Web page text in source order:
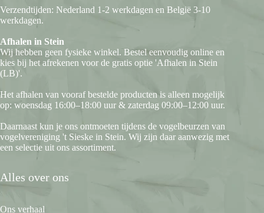
Verzendtijden: Nederland 1-2 werkdagen en België 3-10
werkdagen.
Afhalen in Stein
Wij hebben geen fysieke winkel. Bestel eenvoudig online en
kies bij het afrekenen voor de gratis optie 'Afhalen in Stein
(LB)'.
Het afhalen van vooraf bestelde producten is alleen mogelijk
op: woensdag 16:00–18:00 uur & zaterdag 09:00–12:00 uur.
Daarnaast kun je ons ontmoeten tijdens de vogelbeurzen van
vogelvereniging 't Sieske in Stein. Wij zijn daar aanwezig met
een selectie uit ons assortiment.
Alles over ons
Ons verhaal